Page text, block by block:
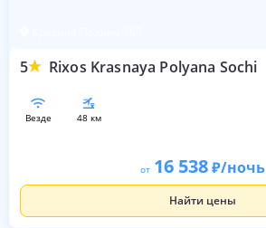
5 Rixos Krasnaya Polyana Sochi
везде 48 км
от 16 538 /ночь
Найти цены